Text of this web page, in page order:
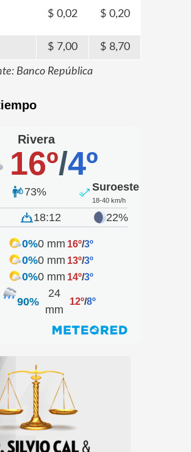
0,02 0,20
7,00 8,70
Banco República
Rivera
16º/4º
73% Suroeste
18-40 km/h
18:12 22%
0%0 mm 16º/3º
0%0 mm 13º/3º
0%0 mm 14º/3º
90%
24
mm
12º/8º